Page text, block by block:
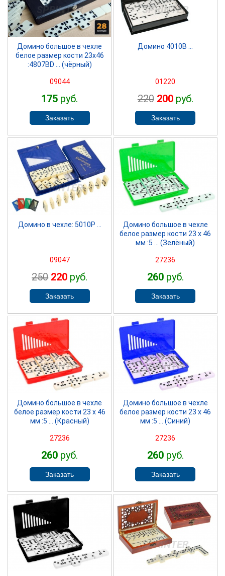
SPRINTER
Домино большое в чехле
белое размер кости 23х46
:4807BD ... (чёрный)
09044
175 руб.
SPRINTER
Домино 4010B ...
01220
220 200руб.
SPRINTER
Домино в чехле: 5010Р ...
09047
250 220 руб.
SPRINTER
Домино большое в чехле
белое размер кости 23 х 46
мм :5 ... (Зелёный)
27236
260руб.
SPRINTER
Домино большое в чехле
белое размер кости 23 х 46
мм :5 ... (Красный)
27236
260 руб.
SPRINTER
Домино большое в чехле
белое размер кости 23 х 46
мм :5 ... (Синий)
27236
260руб.
SPRINTER SPRINTER